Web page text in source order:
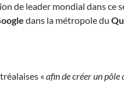
de leader mondial dans ce
dans la métropole du
« afin de créer un pôle